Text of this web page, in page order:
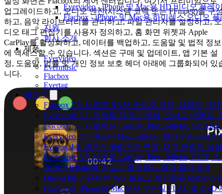
Evervideo - iPhone 및 Mac용 HD 비디오 플레
Flacbox - iPhone 및 Mac용 하이레스 오디오
지원
회사 소개
제품
Evervideo
Evermusic
Flacbox
Evertag
블로그
Flacbox 7.6: 새로운 BASS 오디오 엔진, 이펙트,
Evermusic 8.7: 진정한 갭리스 재생, 오디오 이펙트
Flacbox 7.4: 새로워진 CarPlay, Plex, Jellyfin,
Evervideo 1.7: 새로운 Plex, Jellyfin, 클라우드 스트
Evertag 4.2: 새로운 클라우드 연결, 태그 편집기 설
Evermusic 8.6: 새로운 CarPlay, Plex, Jellyfin, SFTP,
2026년 iPhone용 최고의 클라우드 음악 플레이어
OpenAI를 사용하여 Wix 블로그 게시물을
Flacbox로 iPhone과 Mac에서 무손실 FLAC 및 DSD
업그레이드하고, 오디오 엔진(시스템 코덱 또는 FFmpeg)을 구
하고, 음악 라이브러리를 관리하고, 파일 관리자를 설정하고, 오
디오 태그 편집기를 사용자 정의하고, 홈 화면 위젯과 Apple
CarPlay를 활성화하고, 데이터를 백업하고, 도움말 및 법적 정보
에 액세스할 수 있습니다. 섹션은 구매 및 업데이트, 앱 기본 설
정, 도움말, 법률 및 개인 정보 보호 헤더 아래에 그룹화되어 있
니다.